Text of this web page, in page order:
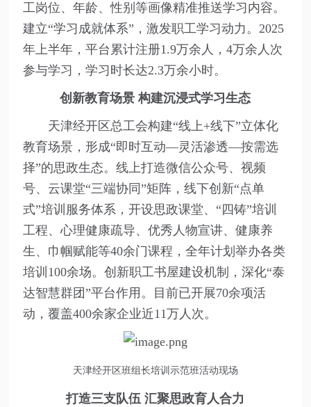
工岗位、年龄、性别等画像精准推送学习内容。
建立“学习成就体系”，激发职工学习动力。2025
年上半年，平台累计注册1.9万余人，4万余人次
参与学习，学习时长达2.3万余小时。
创新教育场景 构建沉浸式学习生态
天津经开区总工会构建“线上+线下”立体化
教育场景，形成“即时互动—灵活渗透—按需选
择”的思政生态。线上打造微信公众号、视频
号、云课堂“三端协同”矩阵，线下创新“点单
式”培训服务体系，开设思政课堂、“四铸”培训
工程、心理健康疏导、优秀人物宣讲、健康养
生、巾帼赋能等40余门课程，全年计划举办各类
培训100余场。创新职工书屋建设机制，深化“泰
达智慧群团”平台作用。目前已开展70余项活
动，覆盖400余家企业近11万人次。
天津经开区班组长培训示范班活动现场
打造三支队伍 汇聚思政育人合力